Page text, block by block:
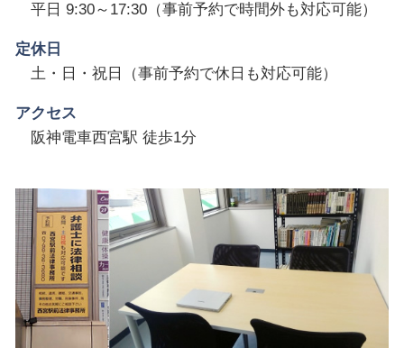
平日 9:30～17:30（事前予約で時間外も対応可能）
定休日
土・日・祝日（事前予約で休日も対応可能）
アクセス
阪神電車西宮駅 徒歩1分